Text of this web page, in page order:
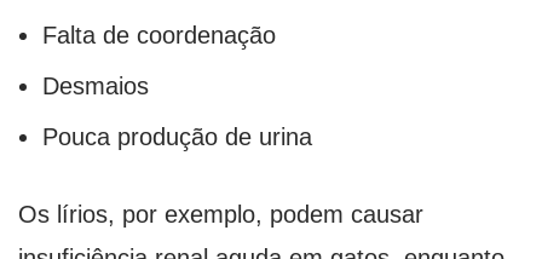
Falta de coordenação
Desmaios
Pouca produção de urina
Os lírios, por exemplo, podem causar